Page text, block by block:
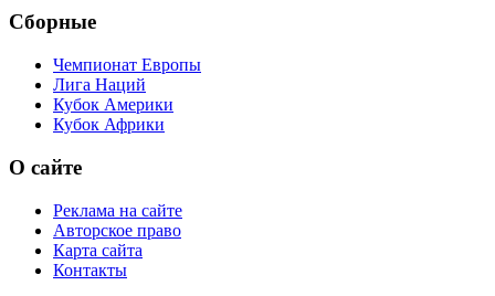
Сборные
Чемпионат Европы
Лига Наций
Кубок Америки
Кубок Африки
О сайте
Реклама на сайте
Авторское право
Карта сайта
Контакты